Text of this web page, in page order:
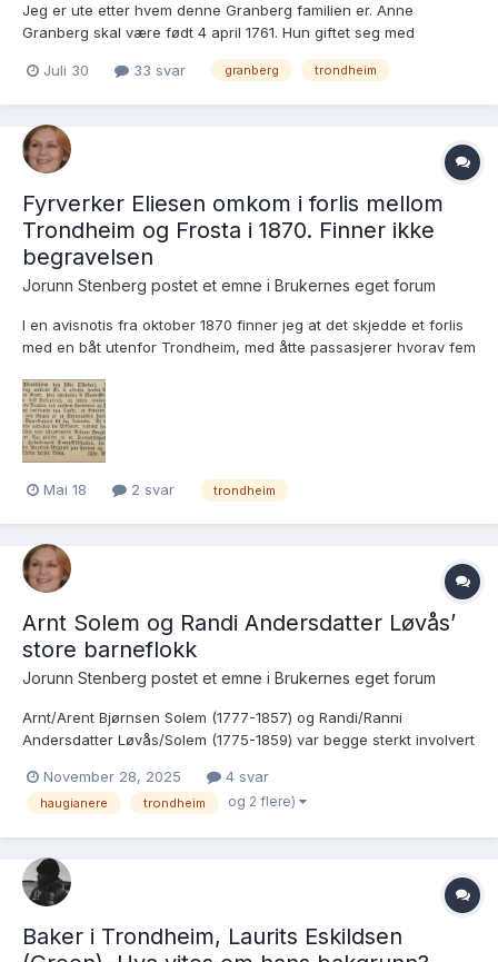
Jeg er ute etter hvem denne Granberg familien er. Anne
Granberg skal være født 4 april 1761. Hun giftet seg med
februar 1789. I 1802 kom de tilbake til Trondheim og kjøpte hus i
Juli 30 33 svar granberg trondheim
Fyrverker Eliesen omkom i forlis mellom
Trondheim og Frosta i 1870. Finner ikke
begravelsen
Jorunn Stenberg postet et emne i Brukernes eget forum
I en avisnotis fra oktober 1870 finner jeg at det skjedde et forlis
med en båt utenfor Trondheim, med åtte passasjerer hvorav fem
en Fyrverker Eliesen her fra byen". Så vidt jeg kan skjønne er
denne personen den samme Fyrmester/Fyrver...
Mai 18 2 svar trondheim
Arnt Solem og Randi Andersdatter Løvås’
store barneflokk
Jorunn Stenberg postet et emne i Brukernes eget forum
Arnt/Arent Bjørnsen Solem (1777-1857) og Randi/Ranni
Andersdatter Løvås/Solem (1775-1859) var begge sterkt involvert
Trondheim og Nord-Trøndelag (Gjeslingan) og senere i
Kristiania/Aker (Sandaker gård). Av den grunn er familien omtalt i
November 28, 2025 4 svar
haugianere trondheim og 2 flere)
Baker i Trondheim, Laurits Eskildsen